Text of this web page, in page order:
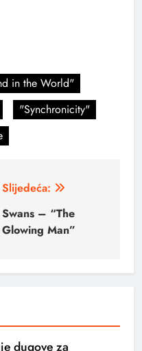
in the World"
"Synchronicity"
Slijedeća:
Swans – “The
Glowing Man”
dugove za